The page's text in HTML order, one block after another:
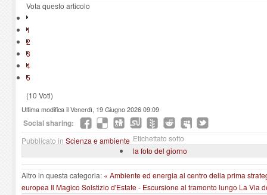
Vota questo articolo
1
2
3
4
5
(10 Voti)
Ultima modifica il Venerdì, 19 Giugno 2026 09:09
Social sharing:
Pubblicato in Scienza e ambiente Etichettato sotto
la foto del giorno
Altro in questa categoria: « Ambiente ed energia al centro della prima
europea Il Magico Solstizio d'Estate - Escursione al tramonto lungo La Via